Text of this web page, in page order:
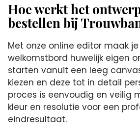
Hoe werkt het
bestellen bij
Met onze online editor maak
welkomstbord huwelijk eigen
starten vanuit een leeg
kiezen en deze tot in detail
proces is eenvoudig en veilig
kleur en resolutie voor een
eindresultaat.